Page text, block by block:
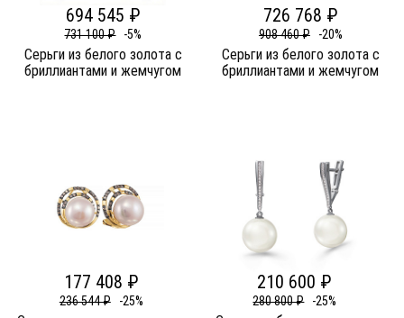
694 545 ₽
731 100 ₽ -5%
Серьги из белого золота c
бриллиантами и жемчугом
726 768 ₽
908 460 ₽ -20%
Серьги из белого золота c
бриллиантами и жемчугом
177 408 ₽
236 544 ₽ -25%
210 600 ₽
280 800 ₽ -25%